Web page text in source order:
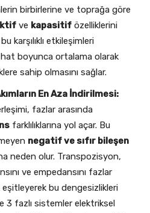
birbirlerine ve toprağa göre
ve kapasitif özelliklerini
karşılıklı etkileşimleri
boyunca ortalama olarak
sahip olmasını sağlar.
En Aza İndirilmesi:
fazlar arasında
farklılıklarına yol açar. Bu
negatif ve sıfır bileşen
neden olur. Transpozisyon,
ve empedansını fazlar
eşitleyerek bu dengesizlikleri
3 fazlı sistemler elektriksel